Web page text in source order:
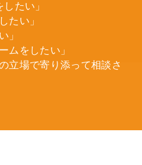
たい」
たい」
」
ムをしたい」
立場で寄り添って相談さ